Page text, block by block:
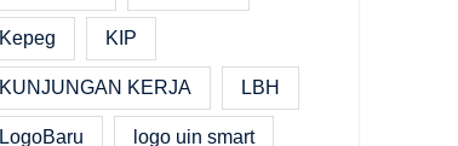
Kepeg KIP
KUNJUNGAN KERJA LBH
LogoBaru logo uin smart